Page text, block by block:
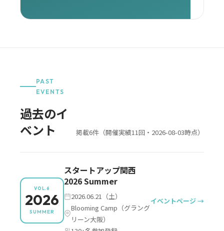
PAST
EVENTS
過去のイ
ベント
掲載6件（開催実績11回・2026-08-03時点）
VOL.6
2026
SUMMER
スタートアップ関西
2026 Summer
2026.06.21（土）
Blooming Camp（グラング
リーン大阪）
イベントページ →